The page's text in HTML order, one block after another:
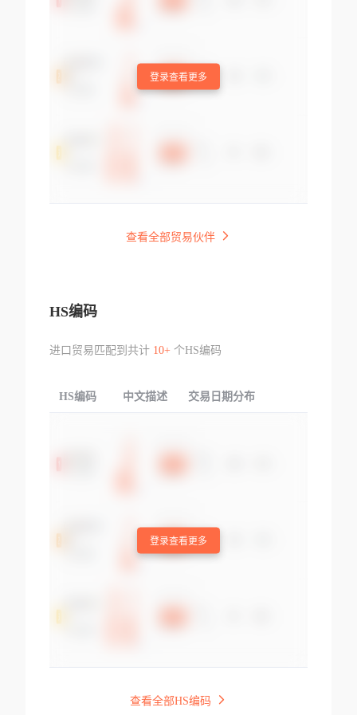
登录查看更多
查看全部贸易伙伴
HS编码
进口贸易匹配到共计 10+个HS编码
HS编码 中文描述 交易日期分布
登录查看更多
查看全部HS编码